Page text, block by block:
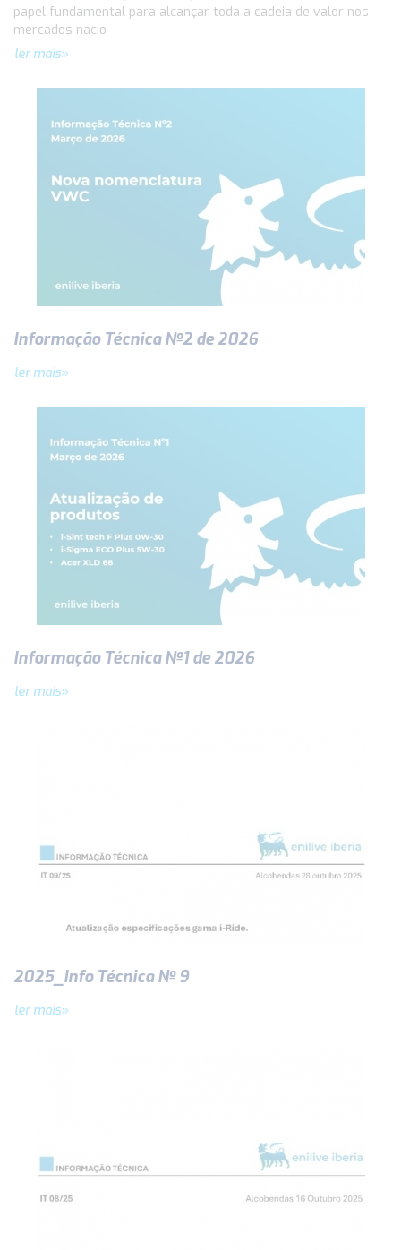
papel fundamental para alcançar toda a cadeia de valor nos
mercados nacio
ler mais»
Informação Técnica Nº2 de 2026
ler mais»
Informação Técnica Nº1 de 2026
ler mais»
2025_Info Técnica Nº 9
ler mais»